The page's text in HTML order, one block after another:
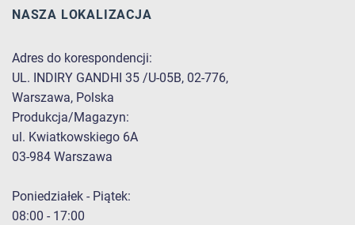
NASZA LOKALIZACJA
Adres do korespondencji:
UL. INDIRY GANDHI 35 /U-05B, 02-776,
Warszawa, Polska
Produkcja/Magazyn:
ul. Kwiatkowskiego 6A
03-984 Warszawa
Poniedziałek - Piątek:
08:00 - 17:00